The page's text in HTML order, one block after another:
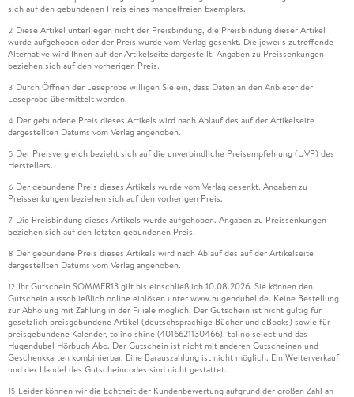
sich auf den gebundenen Preis eines mangelfreien Exemplars.
2 Diese Artikel unterliegen nicht der Preisbindung, die Preisbindung dieser Artikel
wurde aufgehoben oder der Preis wurde vom Verlag gesenkt. Die jeweils zutreffende
Alternative wird Ihnen auf der Artikelseite dargestellt. Angaben zu Preissenkungen
beziehen sich auf den vorherigen Preis.
3 Durch Öffnen der Leseprobe willigen Sie ein, dass Daten an den Anbieter der
Leseprobe übermittelt werden.
4 Der gebundene Preis dieses Artikels wird nach Ablauf des auf der Artikelseite
dargestellten Datums vom Verlag angehoben.
5 Der Preisvergleich bezieht sich auf die unverbindliche Preisempfehlung (UVP) des
Herstellers.
6 Der gebundene Preis dieses Artikels wurde vom Verlag gesenkt. Angaben zu
Preissenkungen beziehen sich auf den vorherigen Preis.
7 Die Preisbindung dieses Artikels wurde aufgehoben. Angaben zu Preissenkungen
beziehen sich auf den letzten gebundenen Preis.
8 Der gebundene Preis dieses Artikels wird nach Ablauf des auf der Artikelseite
dargestellten Datums vom Verlag angehoben.
12 Ihr Gutschein SOMMER13 gilt bis einschließlich 10.08.2026. Sie können den
Gutschein ausschließlich online einlösen unter www.hugendubel.de. Keine Bestellung
zur Abholung mit Zahlung in der Filiale möglich. Der Gutschein ist nicht gültig für
gesetzlich preisgebundene Artikel (deutschsprachige Bücher und eBooks) sowie für
preisgebundene Kalender, tolino shine (4016621130466), tolino select und das
Hugendubel Hörbuch Abo. Der Gutschein ist nicht mit anderen Gutscheinen und
Geschenkkarten kombinierbar. Eine Barauszahlung ist nicht möglich. Ein Weiterverkauf
und der Handel des Gutscheincodes sind nicht gestattet.
15 Leider können wir die Echtheit der Kundenbewertung aufgrund der großen Zahl an